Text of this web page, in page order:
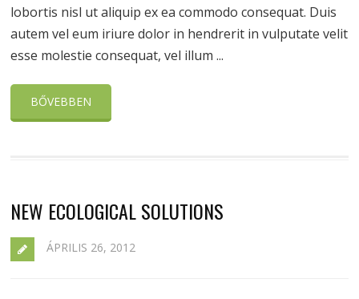
lobortis nisl ut aliquip ex ea commodo consequat. Duis
autem vel eum iriure dolor in hendrerit in vulputate velit
esse molestie consequat, vel illum ...
BŐVEBBEN
NEW ECOLOGICAL SOLUTIONS
ÁPRILIS 26, 2012